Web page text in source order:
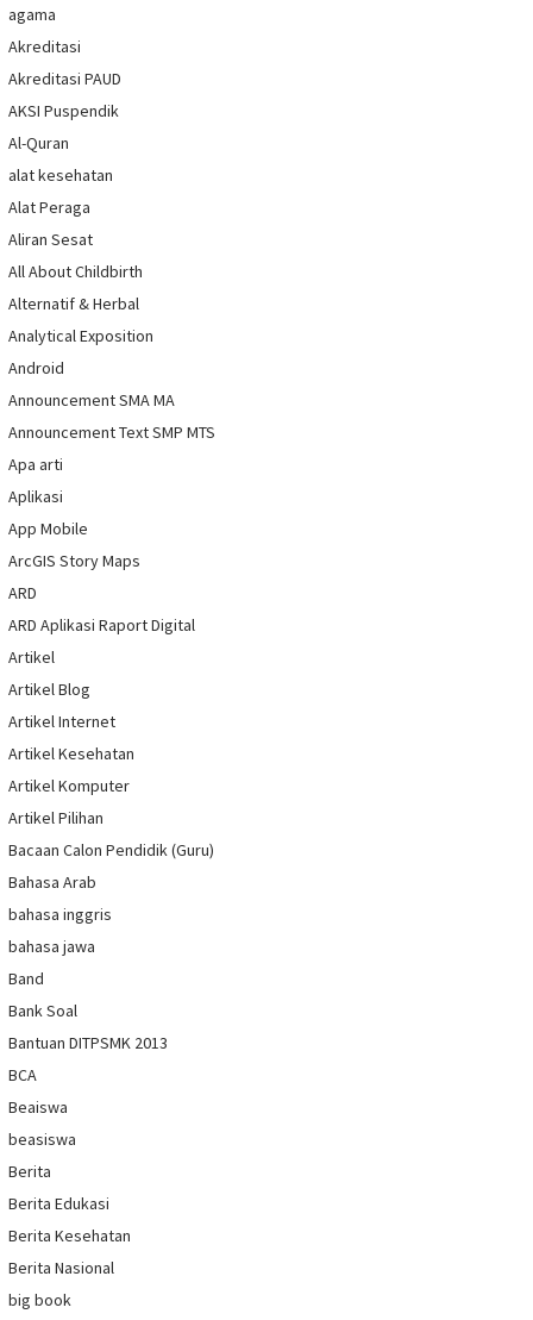
agama
Akreditasi
Akreditasi PAUD
AKSI Puspendik
Al-Quran
alat kesehatan
Alat Peraga
Aliran Sesat
All About Childbirth
Alternatif & Herbal
Analytical Exposition
Android
Announcement SMA MA
Announcement Text SMP MTS
Apa arti
Aplikasi
App Mobile
ArcGIS Story Maps
ARD
ARD Aplikasi Raport Digital
Artikel
Artikel Blog
Artikel Internet
Artikel Kesehatan
Artikel Komputer
Artikel Pilihan
Bacaan Calon Pendidik (Guru)
Bahasa Arab
bahasa inggris
bahasa jawa
Band
Bank Soal
Bantuan DITPSMK 2013
BCA
Beaiswa
beasiswa
Berita
Berita Edukasi
Berita Kesehatan
Berita Nasional
big book